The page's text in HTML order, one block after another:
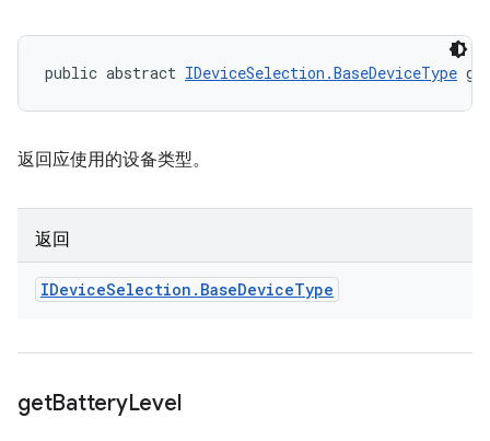
public abstract IDeviceSelection.BaseDeviceType
返回应使用的设备类型。
返回
IDeviceSelection . BaseDeviceType
getBatteryLevel